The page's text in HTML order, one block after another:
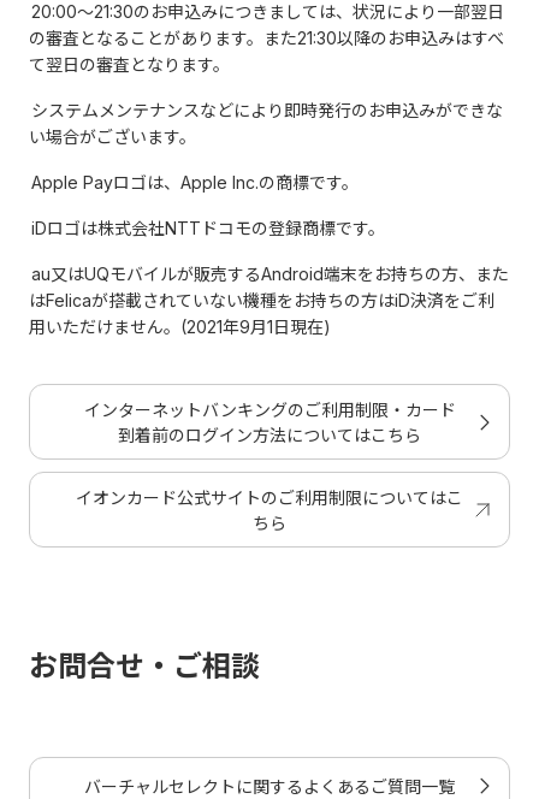
20:00～21:30のお申込みにつきましては、状況により一部翌日
の審査となることがあります。また21:30以降のお申込みはすべ
て翌日の審査となります。
システムメンテナンスなどにより即時発行のお申込みができな
い場合がございます。
Apple Payロゴは、Apple Inc.の商標です。
iDロゴは株式会社NTTドコモの登録商標です。
au又はUQモバイルが販売するAndroid端末をお持ちの方、また
はFelicaが搭載されていない機種をお持ちの方はiD決済をご利
用いただけません。(2021年9月1日現在)
インターネットバンキングのご利用制限・カード
到着前のログイン方法についてはこちら
イオンカード公式サイトのご利用制限についてはこ
ちら
お問合せ・ご相談
バーチャルセレクトに関するよくあるご質問一覧